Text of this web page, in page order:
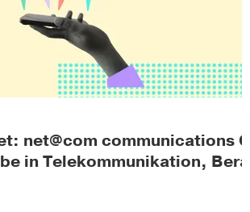
net@com communications
in Telekommunikation,